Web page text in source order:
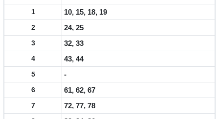
1 10, 15, 18, 19
2 24, 25
3 32, 33
4 43, 44
5 -
6 61, 62, 67
7 72, 77, 78